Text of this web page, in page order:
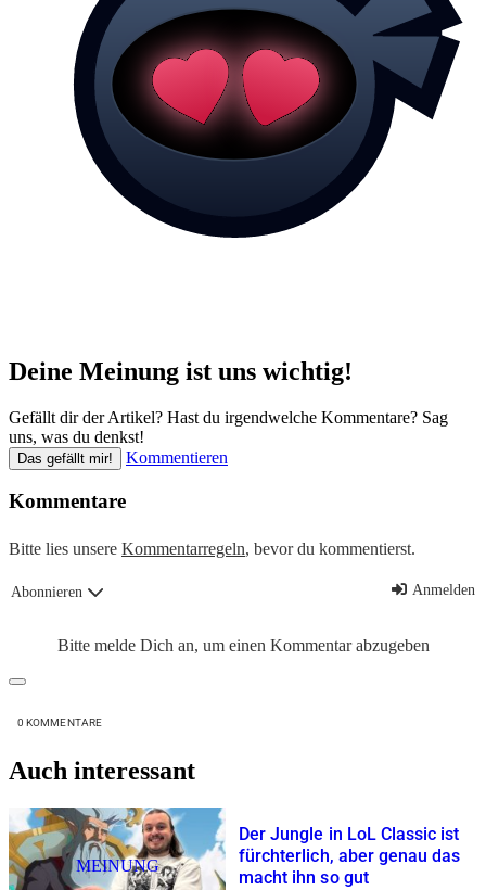
Deine Meinung ist uns wichtig!
Gefällt dir der Artikel? Hast du irgendwelche Kommentare? Sag
uns, was du denkst!
Das gefällt mir! Kommentieren
Kommentare
Bitte lies unsere Kommentarregeln, bevor du kommentierst.
Abonnieren Anmelden
Bitte melde Dich an, um einen Kommentar abzugeben
0 KOMMENTARE
Auch interessant
MEINUNG
Der Jungle in LoL Classic ist
fürchterlich, aber genau das
macht ihn so gut